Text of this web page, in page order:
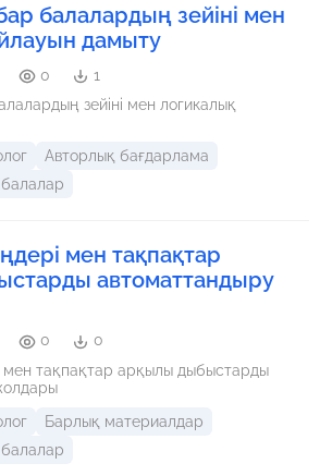
бар балалардың зейіні мен
дамыту
0
1
зейіні мен логикалық
Авторлық бағдарлама
балалар
мен тақпақтар
автоматтандыру
0
0
мен тақпақтар арқылы дыбыстарды
Барлық материалдар
балалар